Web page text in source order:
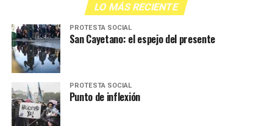
LO MÁS RECIENTE
PROTESTA SOCIAL
San Cayetano: el espejo del presente
PROTESTA SOCIAL
Punto de inflexión